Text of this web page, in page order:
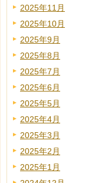
2025年11月
2025年10月
2025年9月
2025年8月
2025年7月
2025年6月
2025年5月
2025年4月
2025年3月
2025年2月
2025年1月